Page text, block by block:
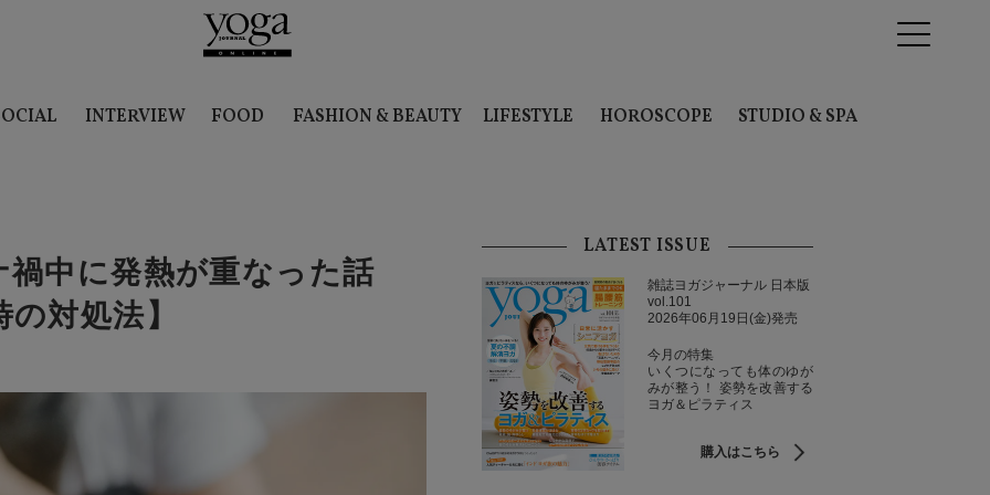
INTERVIEW FOOD FASHION & BEAUTY LIFESTYLE HOROSCOPE STUDIO & SPA
中に発熱が重なった話
対処法】
LATEST ISSUE
雑誌ヨガジャーナル 日本版
vol.101
2026年06月19日(金)発売
今月の特集
いくつになっても体のゆが
みが整う！ 姿勢を改善する
ヨガ＆ピラティス
購入はこちら